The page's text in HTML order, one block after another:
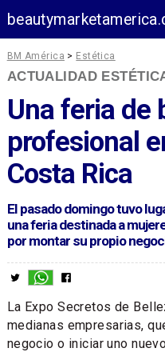
BM América > Estética
ACTUALIDAD
Una feria de
profesional
Costa Rica
El pasado domingo tuvo
una feria destinada a
por montar su propio
La Expo Secretos de
medianas empresarias,
negocio o iniciar uno